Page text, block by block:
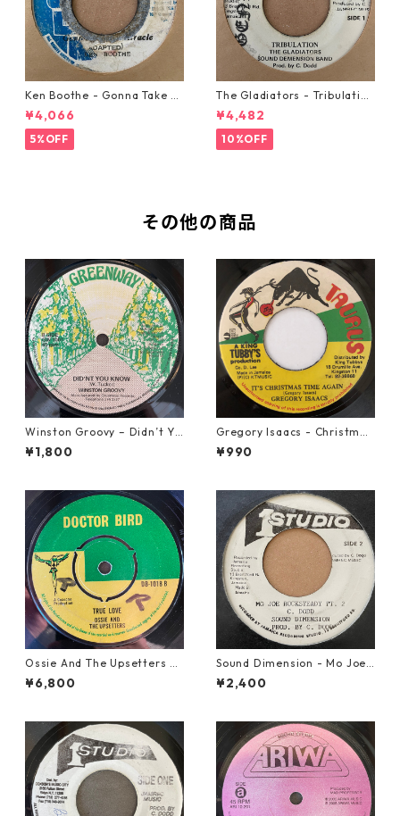
Ken Boothe - Gonna Take A
Miracle【7-21362】
¥4,066
5%OFF
The Gladiators - Tribulation
【7-21365】
¥4,482
10%OFF
その他の商品
Winston Groovy – Didn’t Yo
u Know【7-21811】
¥1,800
Gregory Isaacs - Christmas
Time Once Again【7-2058
9】
¥990
Ossie And The Upsetters -
True Love【7-22000】
¥6,800
Sound Dimension - Mo Joe
Rock Steady【7-21087】
¥2,400